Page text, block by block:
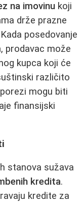
na imovinu koji
drže prazne
posedovanje
prodavac može
kupca koji će
različito
mogu biti
finansijski
stanova sužava
kredita.
kredite za